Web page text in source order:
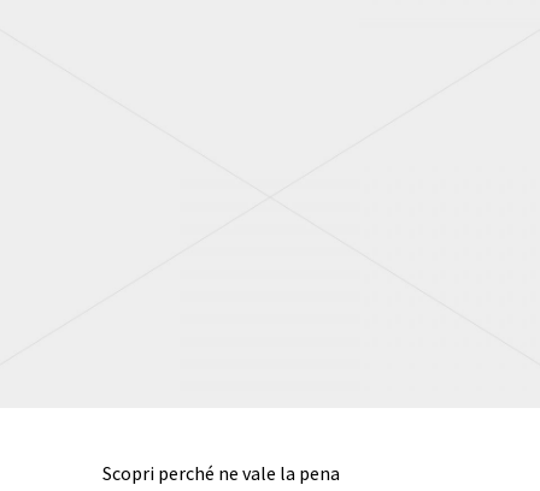
Scopri perché ne vale la pena